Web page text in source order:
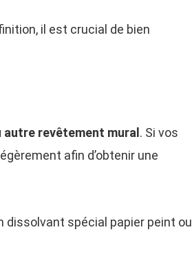
il est crucial de bien
revêtement mural . Si vos
afin d’obtenir une
dissolvant spécial papier peint ou